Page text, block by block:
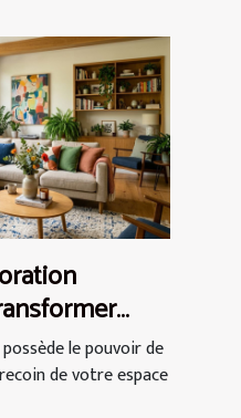
?
le pouvoir de
de votre espace